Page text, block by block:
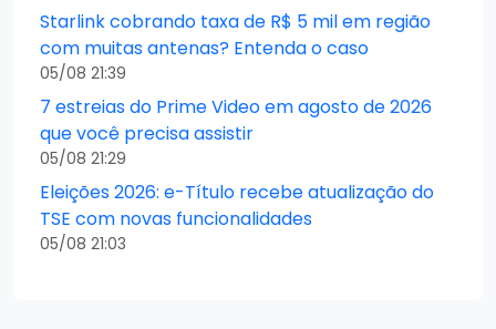
Starlink cobrando taxa de R$ 5 mil em região
com muitas antenas? Entenda o caso
05/08 21:39
7 estreias do Prime Video em agosto de 2026
que você precisa assistir
05/08 21:29
Eleições 2026: e-Título recebe atualização do
TSE com novas funcionalidades
05/08 21:03